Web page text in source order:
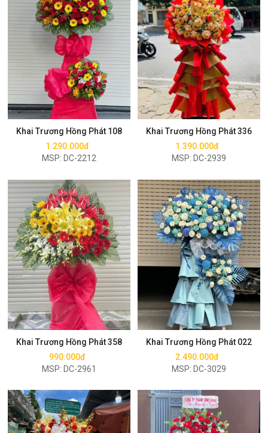
Khai Trương Hồng Phát 108
1.290.000đ
MSP: DC-2212
Mua ngay
Khai Trương Hồng Phát 336
1.390.000đ
MSP: DC-2939
Mua ngay
Khai Trương Hồng Phát 358
990.000đ
MSP: DC-2961
Mua ngay
Khai Trương Hồng Phát 022
2.490.000đ
MSP: DC-3029
Mua ngay